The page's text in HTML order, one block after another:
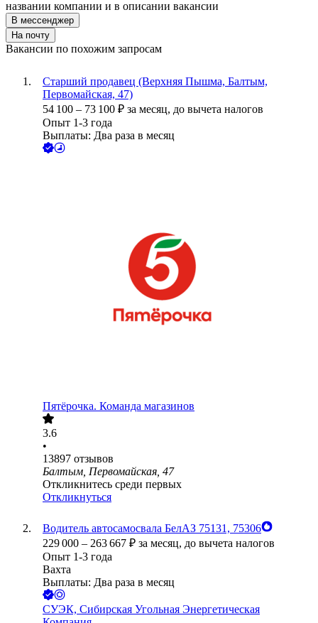
названии компании и в описании вакансии
В мессенджер
На почту
Вакансии по похожим запросам
Старший продавец (Верхняя Пышма, Балтым,
Первомайская, 47)
54 100 – 73 100 ₽ за месяц, до вычета налогов
Опыт 1-3 года
Выплаты: Два раза в месяц
Пятёрочка. Команда магазинов
3.6
•
13897 отзывов
Балтым, Первомайская, 47
Откликнитесь среди первых
Откликнуться
Водитель автосамосвала БелАЗ 75131, 75306
229 000 – 263 667 ₽ за месяц, до вычета налогов
Опыт 1-3 года
Вахта
Выплаты: Два раза в месяц
СУЭК, Сибирская Угольная Энергетическая